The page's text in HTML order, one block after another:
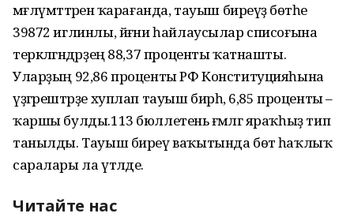
мәғлүмәттәренә ҡарағанда, тауыш биреүҙә бөтәһе
39872 иглинлы, йәғни һайлаусылар списоғына
теркәлгәндәрҙең 88,37 проценты ҡатнашты.
Уларҙың 92,86 проценты РФ Конституцияһына
үҙгәрештәрҙе хуплап тауыш бирһә, 6,85 проценты –
ҡаршы булды.113 бюллетень ғәмәлгә яраҡһыҙ тип
танылды. Тауыш биреү ваҡытында бөтә һаҡлыҡ
саралары ла үтәлде.
Читайте нас